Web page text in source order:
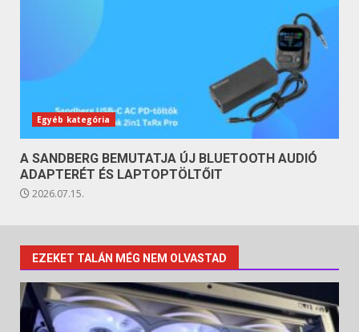
Egyéb kategória
A SANDBERG BEMUTATJA ÚJ BLUETOOTH AUDIÓ
ADAPTERÉT ÉS LAPTOPTÖLTŐIT
2026.07.15.
EZEKET TALÁN MÉG NEM OLVASTAD